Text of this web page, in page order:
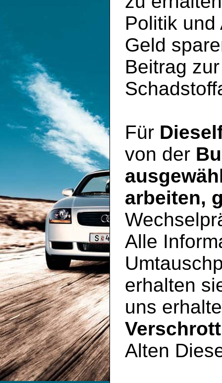
Politik
Geld
Beitrag
Für
von der
arbeiten,
Alle
erhalten
uns
Alten